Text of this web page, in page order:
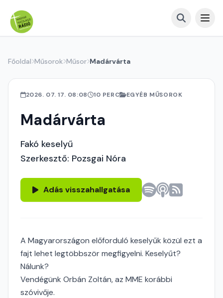
Főoldal Műsorok Műsor Madárvárta
2026. 07. 17. 08:08 10 PERC EGYÉB MŰSOROK
Madárvárta
Fakó keselyű
Szerkesztő: Pozsgai Nóra
Adás visszahallgatása
A Magyarországon előforduló keselyűk közül ezt a
fajt lehet legtöbbször megfigyelni. Keselyűt?
Nálunk?
Vendégünk Orbán Zoltán, az MME korábbi
szóvivője.